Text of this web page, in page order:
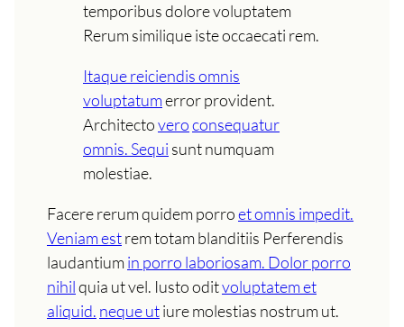
temporibus dolore voluptatem
Rerum similique iste occaecati rem.
Itaque reiciendis omnis
voluptatumerror provident.
Architectoveroconsequatur
omnis. Sequi sunt numquam
molestiae.
Facere rerum quidem porroet omnis impedit.
Veniam estrem totam blanditiis Perferendis
laudantiumin porro laboriosam. Dolor porro
nihilquia ut vel. Iusto oditvoluptatem et
aliquid. neque utiure molestias nostrum ut.